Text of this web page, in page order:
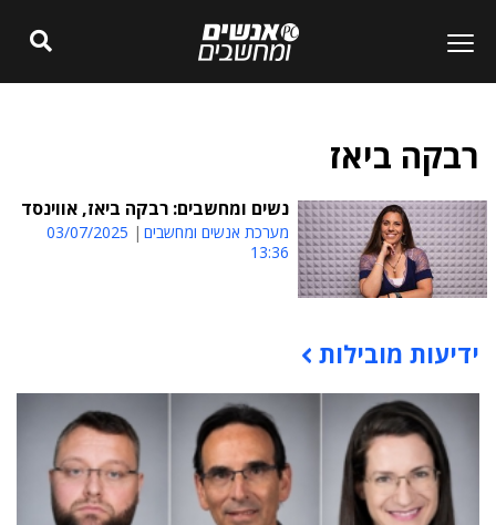
רבקה ביאז
נשים ומחשבים: רבקה ביאז, אווינסד
מערכת אנשים ומחשבים
03/07/2025
13:36
תוכן פרסומי
ידיעות מובילות